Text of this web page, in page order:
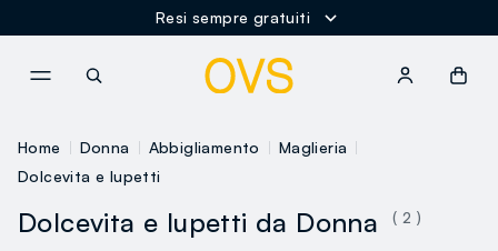
Resi sempre gratuiti
Home Donna Abbigliamento
Maglieria
Dolcevita e lupetti
Dolcevita e lupetti da Donna ( 2 )